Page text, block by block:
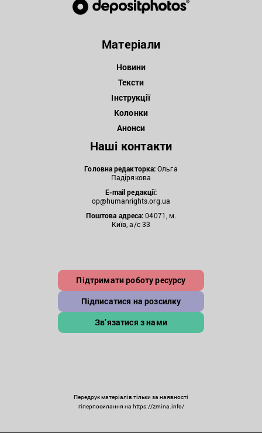
Матеріали
Новини
Тексти
Інструкції
Колонки
Анонси
Наші контакти
Головна редакторка:Ольга
Падірякова
E-mail редакції:
op@humanrights.org.ua
Поштова адреса:04071, м.
Київ, а/с 33
Підтримати роботу ресурсу
Підписатися на розсилку
Зв’язатися з нами
Передрук матеріалів тільки за наявності
гіперпосилання на https://zmina.info/